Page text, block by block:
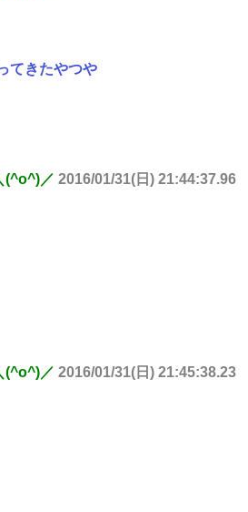
てきたやつや
(^o^)／ 2016/01/31(日) 21:44:37.96
(^o^)／ 2016/01/31(日) 21:45:38.23